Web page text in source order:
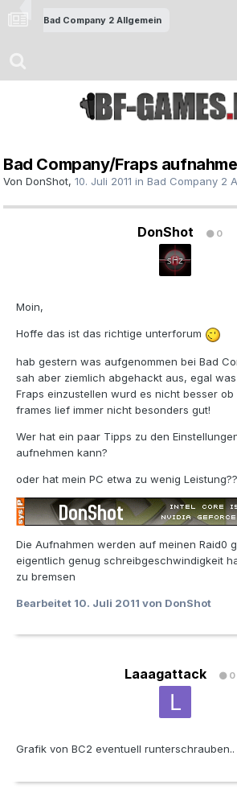
Bad Company 2 Allgemein
Bad Company/Fraps
Von DonShot, 10. Juli 2011 in Bad Company 2
DonShot 0
Moin,
Hoffe das ist das richtige unterforum
hab gestern was aufgenommen bei Bad
sah aber ziemlich abgehackt aus, egal
Fraps einzustellen wurd es nicht besser
frames lief immer nicht besonders gut!
Wer hat ein paar Tipps zu den
aufnehmen kann?
oder hat mein PC etwa zu wenig
Die Aufnahmen werden auf meinen Raid0
eigentlich genug schreibgeschwindigkeit
zu bremsen
Bearbeitet 10. Juli 2011 von DonShot
Laaagattack 0
Grafik von BC2 eventuell runterschrauben..